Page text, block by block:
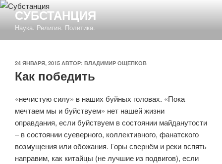
Перейти
содержимому
СУБСТАНЦИЯ
Наука. Религия. Политика.
ОПУБЛИКОВАНО
24 ЯНВАРЯ, 2015 АВТОР: ВЛАДИМИР ОЩЕПКОВ
Как победить
«нечистую силу» в наших буйных головах. «Пока
мечтаем мы и буйствуем» нет нашей жизни
оправдания, если буйствуем в состоянии майданутости
– в состоянии суеверного, коллективного, фанатского
возмущения или обожания. Горы свернём и реки вспять
направим, как китайцы (не лучшие из подвигов), если